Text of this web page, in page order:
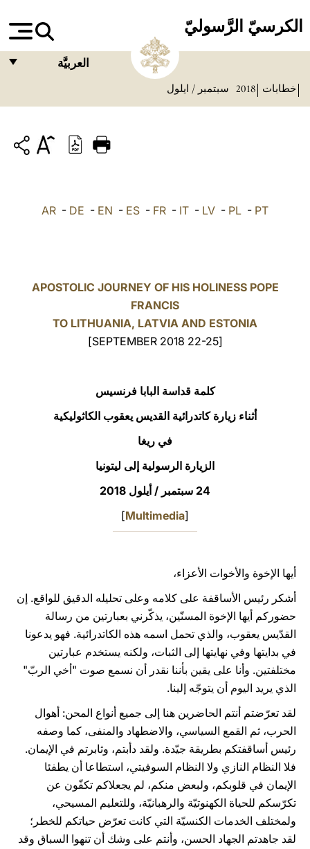
الكرسيّ الرَّسوليّ
العربيَّة
ITALIANO
LATINE
خطابات 2018 سبتمبر / ايلول
AR - DE - EN - ES - FR - IT - LV - PL - PT
APOSTOLIC JOURNEY OF HIS HOLINESS POPE
FRANCIS
TO LITHUANIA, LATVIA AND ESTONIA
[22-25 SEPTEMBER 2018]
كلمة قداسة البابا فرنسيس
أثناء زيارة كاتدرائية القديس يعقوب الكاثوليكية
في ريغا
الزيارة الرسولية إلى ليتونيا
24 سبتمبر / أيلول 2018
[
Multimedia
]
أيها الإخوة والأخوات الأعزاء،
أشكر رئيس الأساقفة على كلامه وعلى تحليله الدقيق للواقع. إن
حضوركم أيها الإخوة المسنّين، يذكّرني بعبارتين من رسالة
القدّيس يعقوب، والذي تحمل اسمه هذه الكاتدرائية. فهو يدعونا
في بدايتها وفي نهايتها إلى الثبات، ولكنه يستخدم عبارتين
مختلفتين. وأنا على يقين بأننا نقدر أن نسمع صوت "أخي الربّ"
الذي يريد اليوم أن يتوجّه إلينا.
لقد تعرّضتم أنتم الحاضرين هنا إلى جميع أنواع المحن: أهوال
الحرب، ثم القمع السياسي، والاضطهاد والمنفى، كما وصفه
رئيس أساقفتكم بطريقة جيّدة. ولقد دأبتم، وثابرتم في الإيمان.
فلا النظام النازي ولا النظام السوفيتي، استطاعا أن يطفئا
الإيمان في قلوبكم، ولبعض منكم، لم يجعلاكم تكفّون عن
تكرّسكم للحياة الكهنوتيّة والرهبانيّة، وللتعليم المسيحي،
ولمختلف الخدمات الكنسيّة التي كانت تعرّض حياتكم للخطر؛
لقد جاهدتم الجهاد الحسن، وأنتم على وشك أن تنهوا السباق وقد